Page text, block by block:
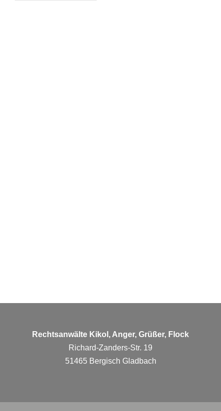
Rechtsanwälte Kikol, Anger, Grüßer, Flock
Richard-Zanders-Str. 19
51465 Bergisch Gladbach